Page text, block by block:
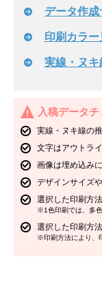
データ作
印刷カラー
実線・ヌ
入稿データ
実線・ヌキ線の
文字はアウトラ
画像は埋め込み
デザインサイズ
選択した印刷方
※1色印刷では、多
選択した印刷方
※印刷方法により、